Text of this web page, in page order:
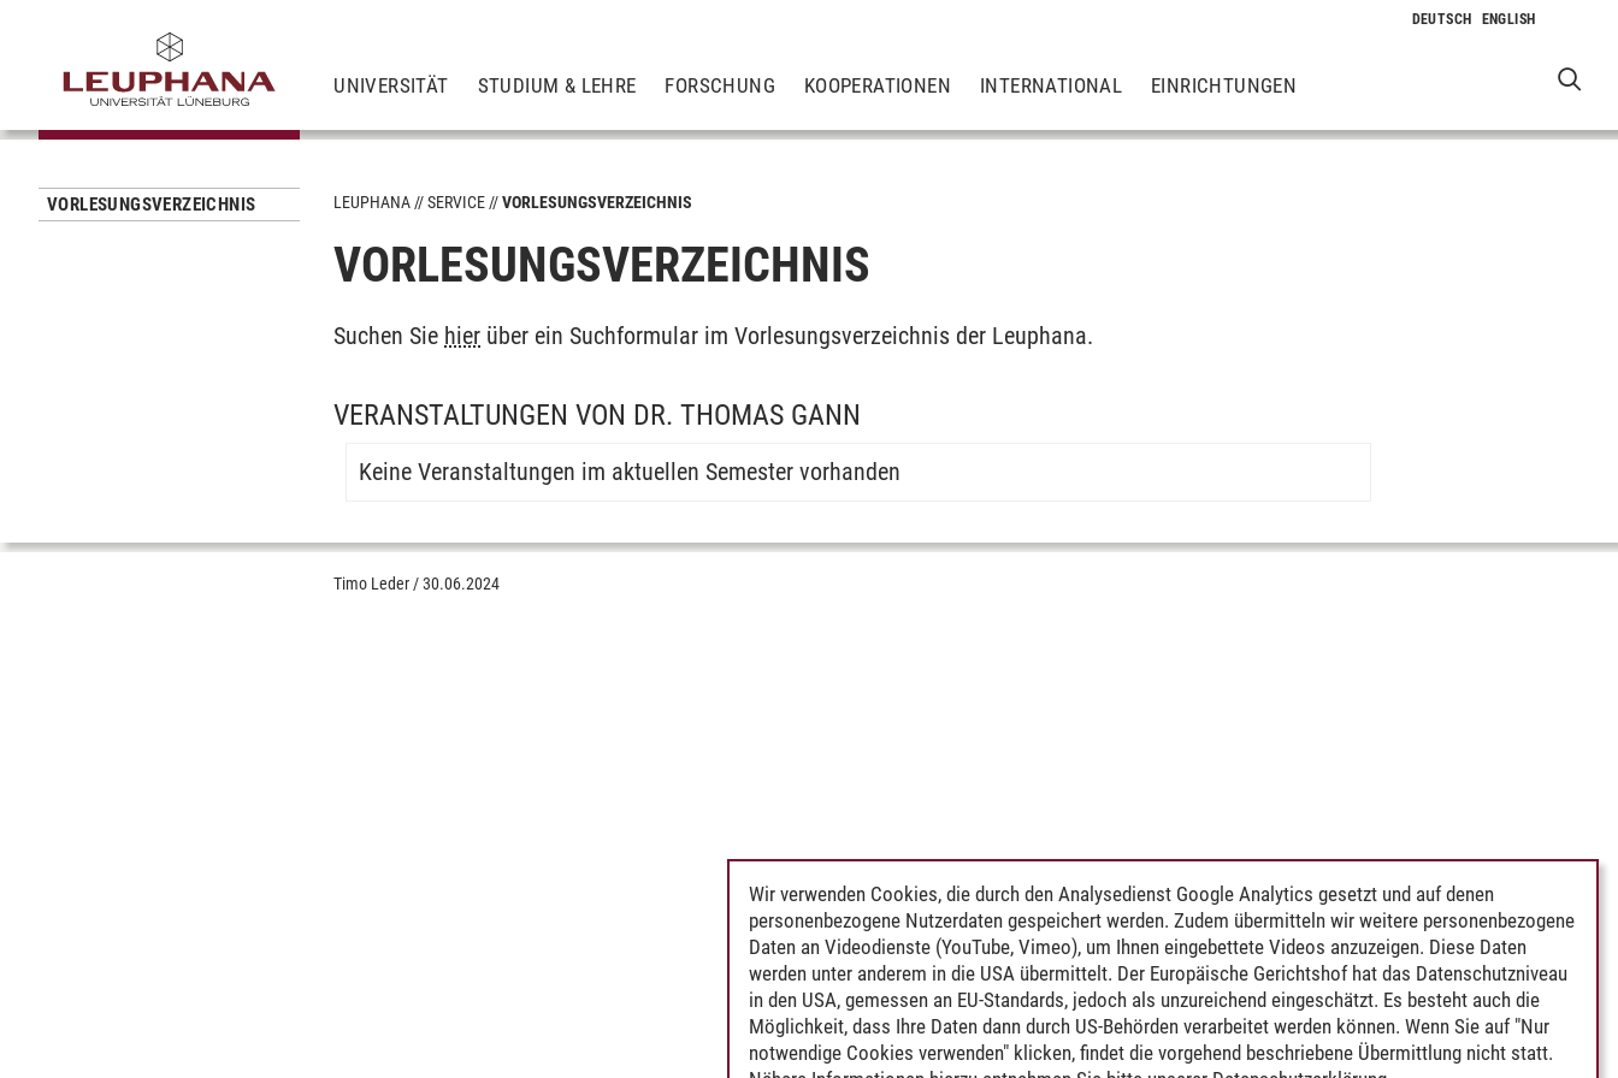
UNIVERSITÄT STUDIUM & LEHRE FORSCHUNG KOOPERATIONEN INTERNATIONAL EINRICHTUNGEN
VORLESUNGSVERZEICHNIS LEUPHANA SERVICE VORLESUNGSVERZEICHNIS
VORLESUNGSVERZEICHNIS
Suchen Sie hier über ein Suchformular im Vorlesungsverzeichnis der Leuphana.
VERANSTALTUNGEN VON DR. THOMAS GANN
Keine Veranstaltungen im aktuellen Semester vorhanden
Timo Leder /30.06.2024
Wir verwenden Cookies, die durch den Analysedienst Google Analytics gesetzt und auf denen
personenbezogene Nutzerdaten gespeichert werden. Zudem übermitteln wir weitere personenbezogene
Daten an Videodienste (YouTube, Vimeo), um Ihnen eingebettete Videos anzuzeigen. Diese Daten
werden unter anderem in die USA übermittelt. Der Europäische Gerichtshof hat das Datenschutzniveau
in den USA, gemessen an EU-Standards, jedoch als unzureichend eingeschätzt. Es besteht auch die
Möglichkeit, dass Ihre Daten dann durch US-Behörden verarbeitet werden können. Wenn Sie auf "Nur
notwendige Cookies verwenden" klicken, findet die vorgehend beschriebene Übermittlung nicht statt.